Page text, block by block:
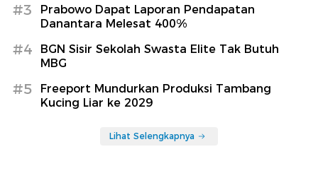
#3
Prabowo Dapat Laporan Pendapatan
Danantara Melesat 400%
#4
BGN Sisir Sekolah Swasta Elite Tak Butuh
MBG
#5
Freeport Mundurkan Produksi Tambang
Kucing Liar ke 2029
Lihat Selengkapnya